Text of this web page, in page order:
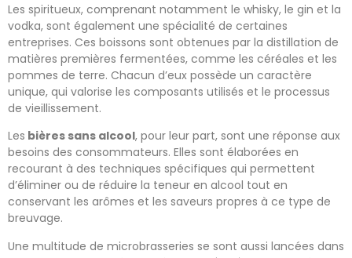
Les spiritueux, comprenant notamment le whisky, le gin et la
vodka, sont également une spécialité de certaines
entreprises. Ces boissons sont obtenues par la distillation de
matières premières fermentées, comme les céréales et les
pommes de terre. Chacun d’eux possède un caractère
unique, qui valorise les composants utilisés et le processus
de vieillissement.
Les bières sans alcool, pour leur part, sont une réponse aux
besoins des consommateurs. Elles sont élaborées en
recourant à des techniques spécifiques qui permettent
d’éliminer ou de réduire la teneur en alcool tout en
conservant les arômes et les saveurs propres à ce type de
breuvage.
Une multitude de microbrasseries se sont aussi lancées dans